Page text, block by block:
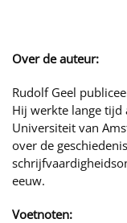
Over de auteur:
Rudolf Geel
Hij werkte lange tijd
Universiteit van
over de
eeuw.
Voetnoten: